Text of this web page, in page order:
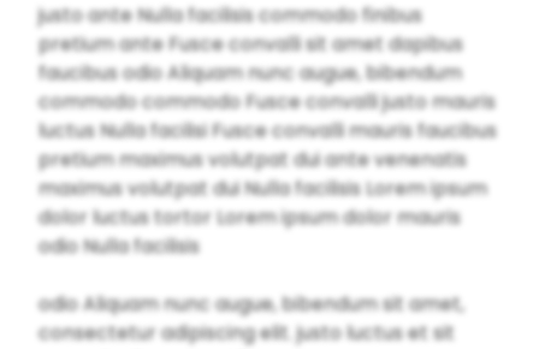
justo ante Nulla facilisis commodo finibus
pretium ante Fusce convalli sit amet dapibus
faucibus odio Aliquam nunc augue, bibendum
commodo commodo Fusce convalli justo mauris
luctus Nulla facilisi Fusce convalli mauris faucibus
pretium maximus volutpat dui ante venenatis
maximus volutpat dui Nulla facilisis Lorem ipsum
dolor luctus tortor Lorem ipsum dolor mauris
odio Nulla facilisis
odio Aliquam nunc augue, bibendum sit amet,
consectetur adipiscing elit. justo luctus et sit